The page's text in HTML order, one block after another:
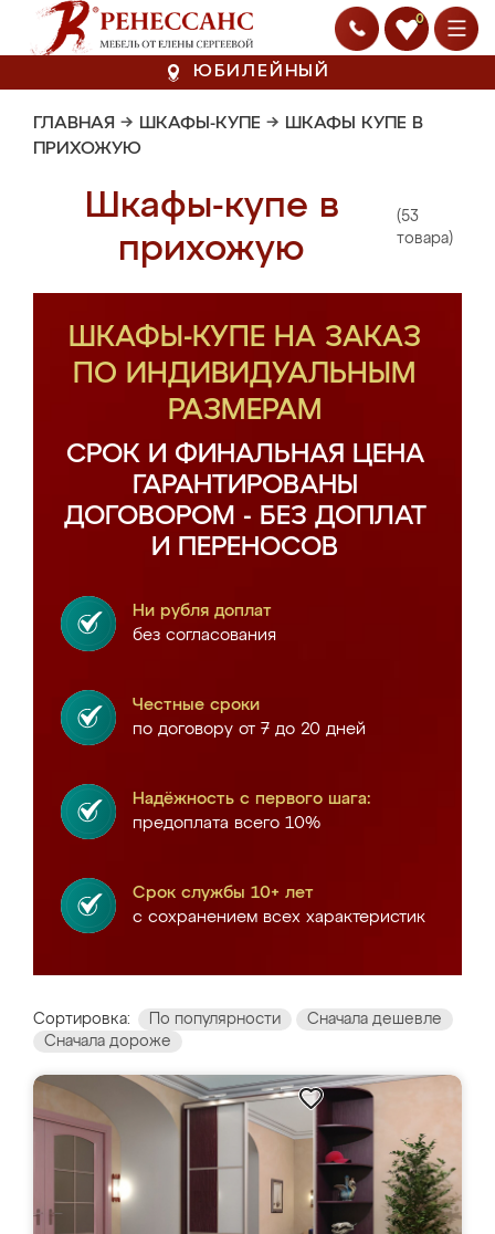
0
ЮБИЛЕЙНЫЙ
ГЛАВНАЯ → ШКАФЫ-КУПЕ → ШКАФЫ КУПЕ В
ПРИХОЖУЮ
Шкафы-купе в
прихожую
(53
товара)
ШКАФЫ-КУПЕ НА ЗАКАЗ
ПО ИНДИВИДУАЛЬНЫМ
РАЗМЕРАМ
СРОК И ФИНАЛЬНАЯ ЦЕНА
ГАРАНТИРОВАНЫ
ДОГОВОРОМ - БЕЗ ДОПЛАТ
И ПЕРЕНОСОВ
Ни рубля доплат
без согласования
Честные сроки
по договору от 7 до 20 дней
Надёжность с первого шага:
предоплата всего 10%
Срок службы 10+ лет
с сохранением всех характеристик
Сортировка: По популярности
Сначала дешевле
Сначала дороже